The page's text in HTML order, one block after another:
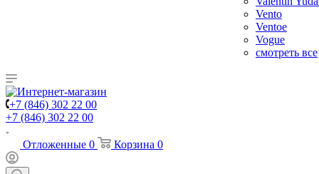
Vento
Ventoe
Vogue
смотреть все
+7 (846) 302 22 00
+7 (846) 302 22 00
Отложенные 0 Корзина 0